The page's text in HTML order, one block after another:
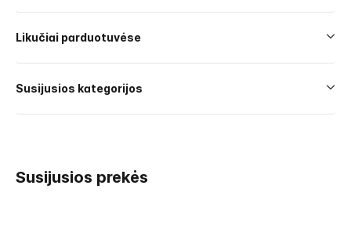
Likučiai parduotuvėse
Susijusios kategorijos
Susijusios prekės